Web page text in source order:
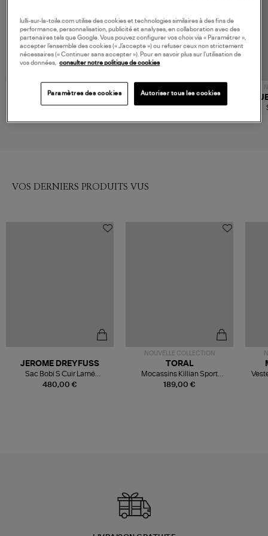
AESTHER EKME
Sac Fold Grain Black
CLARIS VIROT
Sac Lenny Noir
VOS DERNIERS PRODUITS VUS
480,00 €
JEROME DREYFUSS
Sac Bobi S Cuir Lamé
Champagne
NOUVELLE COLLECTION
189,00 €
TORAL
Mocassins Killian Sport
Mousse
lulli-sur-la-toile.com utilise des cookies et technologies similaires à des fins de
performance, personnalisation, publicité et analyses, en collaboration avec des
partenaires tels que Google. Vous pouvez configurer vos choix via « Paramétrer »,
accepter l’ensemble des cookies (« J’accepte ») ou refuser ceux non strictement
nécessaires (« Continuer sans accepter »). Pour en savoir plus sur l’utilisation de
vos données, consulter notre politique de cookies
Paramètres des cookies Autoriser tous les cookies